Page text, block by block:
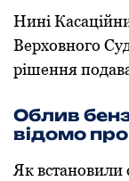
Нині
Верховного
рішення
Облив
відомо
Як встановили